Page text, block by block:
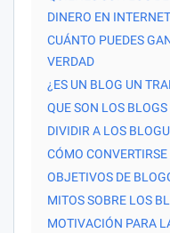
DINERO EN INTERNET
CUÁNTO PUEDES
VERDAD
¿ES UN BLOG UN
QUE SON LOS BLOGS
DIVIDIR A LOS
CÓMO
OBJETIVOS DE
MITOS SOBRE LOS
MOTIVACIÓN PARA